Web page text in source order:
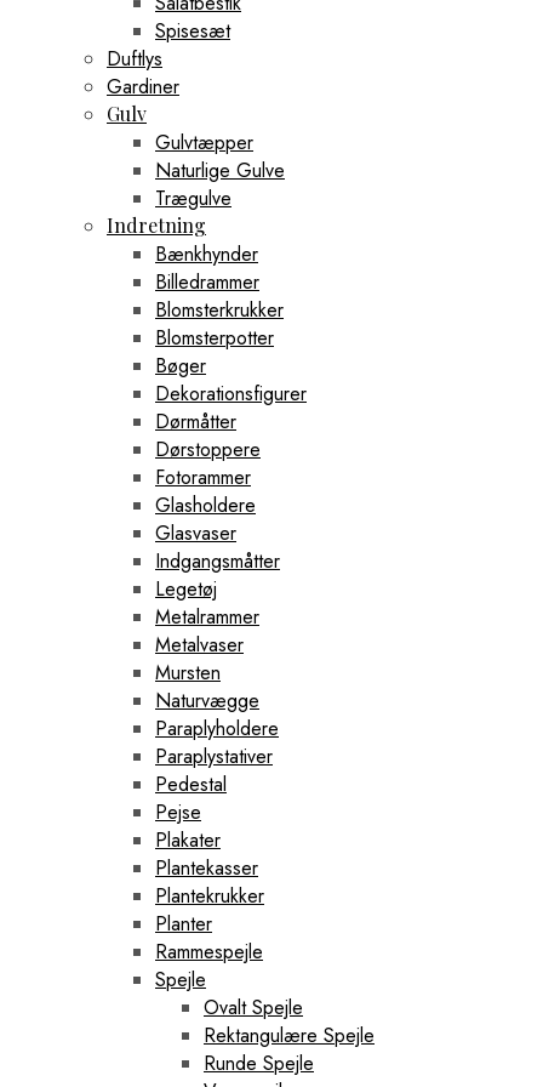
Klædeskabe
Køkkenskabe
Skoskabe
Skydedørsskabe
Vitrineskabe
Sofaer
Chaiselonger
Hjørnesofa
Hjørnesofaer
Loungesofaer
Modulsofaer
Sidesofaer
Sofasæt
Sovesofaer
Soveværelse
Babymadrasser
Hovedpuder
Madrasbetræk
Madrasser
Nakkepuder
Nakkestøtter
Natursenge
Quilts
Sengetøj
Dyne- Og Pudebetræk
Dyner
Vinterdyner
Stole
Arbejdsstole
Barstole
Campingstole
Computerstole
Dækstole
Fløjlsstole
Fodskamler
Gyngestole
Højstole
Jernstole
Kontorstole
Læderstole
Lædertaburetter
Lænestole
Linnedstole
Loungestole
Metalstole
Spisesæt
Duftlys
Gardiner
Gulv
Gulvtæpper
Naturlige Gulve
Trægulve
Indretning
Bænkhynder
Billedrammer
Blomsterkrukker
Blomsterpotter
Bøger
Dekorationsfigurer
Dørmåtter
Dørstoppere
Fotorammer
Glasholdere
Glasvaser
Indgangsmåtter
Legetøj
Metalrammer
Metalvaser
Mursten
Naturvægge
Paraplyholdere
Paraplystativer
Pedestal
Pejse
Plakater
Plantekasser
Plantekrukker
Planter
Rammespejle
Spejle
Ovalt Spejle
Rektangulære Spejle
Runde Spejle